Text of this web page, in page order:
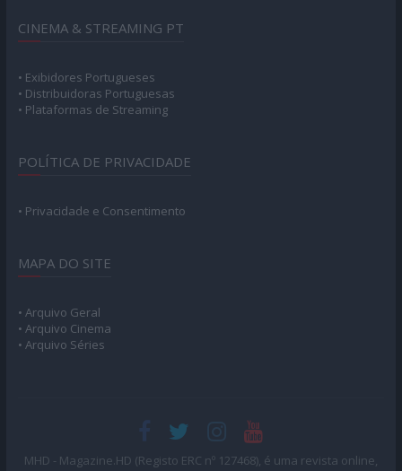
CINEMA & STREAMING PT
• Exibidores Portugueses
• Distribuidoras Portuguesas
• Plataformas de Streaming
POLÍTICA DE PRIVACIDADE
• Privacidade e Consentimento
MAPA DO SITE
• Arquivo Geral
• Arquivo Cinema
• Arquivo Séries
MHD - Magazine.HD (Registo ERC nº 127468), é uma revista online,